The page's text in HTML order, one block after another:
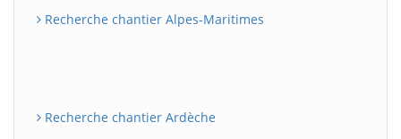
Recherche chantier Alpes-Maritimes
Recherche chantier Ardèche